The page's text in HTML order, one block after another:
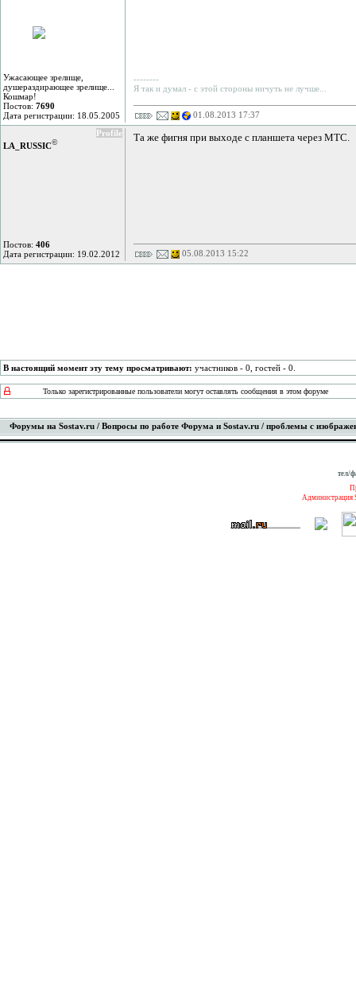
Ужасающее зрелище,
душераздирающее зрелище...
Кошмар!
Постов: 7690
Дата регистрации: 18.05.2005
--------
Я так и думал - с этой стороны ничуть не лучше...
01.08.2013 17:37
Profile
LA_RUSSIC©
Постов: 406
Дата регистрации: 19.02.2012
Та же фигня при выходе с планшета через МТС.
05.08.2013 15:22
В настоящий момент эту тему просматривают: участников - 0, гостей - 0.
Только зарегистрированные пользователи могут оставлять сообщения в этом форуме
Форумы на Sostav.ru / Вопросы по работе Форума и Sostav.ru / проблемы с
тел/
Администрация